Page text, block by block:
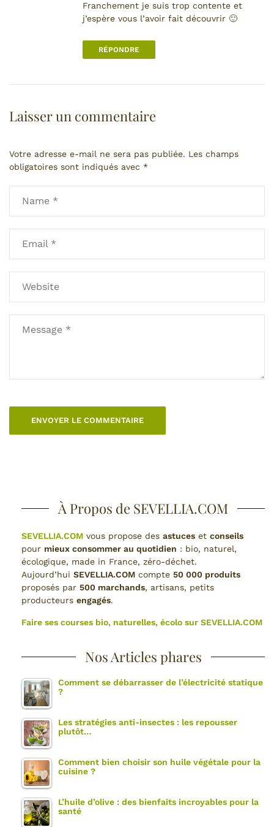
Franchement je suis trop contente et
j’espère vous l’avoir fait découvrir 🙂
RÉPONDRE
Laisser un commentaire
Votre adresse e-mail ne sera pas publiée. Les champs
obligatoires sont indiqués avec *
À Propos de SEVELLIA.COM
SEVELLIA.COM vous propose des astuces et conseils
pour mieux consommer au quotidien : bio, naturel,
écologique, made in France, zéro-déchet.
Aujourd’hui SEVELLIA.COM compte 50 000 produits
proposés par 500 marchands, artisans, petits
producteurs engagés.
Faire ses courses bio, naturelles, écolo sur SEVELLIA.COM
Nos Articles phares
Comment se débarrasser de l’électricité statique
?
Les stratégies anti-insectes : les repousser
plutôt…
Comment bien choisir son huile végétale pour la
cuisine ?
L’huile d’olive : des bienfaits incroyables pour la
santé